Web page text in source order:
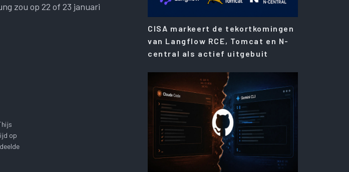
zou op 22 of 23 januari
op
CISA markeert de tekortkomingen
van Langflow RCE, Tomcat en N-
central als actief uitgebuit